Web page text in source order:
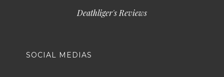
Deathliger's Reviews
SOCIAL MEDIAS